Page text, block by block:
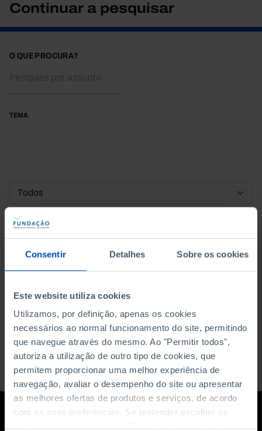
Consentir Detalhes Sobre os cookies
Este website utiliza cookies
Utilizamos, por definição, apenas os cookies
necessários ao normal funcionamento do site, permitindo
que navegue através do mesmo. Ao "Permitir todos",
autoriza a utilização de outro tipo de cookies, que
permitem proporcionar uma melhor experiência de
navegação, avaliar o desempenho do site ou apresentar
as melhores ofertas de produtos e serviços, de acordo
com as suas preferências. Se pretender escolher os
Continuar a pesquisar
O QUE PROCURA?
TEMA
DATA DE INÍCIO
DATA DE FIM